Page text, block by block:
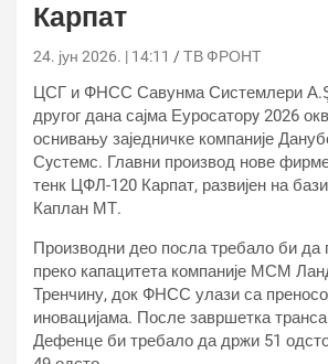
Карпат
24. јун 2026. | 14:11 ТВ ФРОНТ
ЦСГ и ФНСС Савунма Системлери
другог дана сајма Еуросаторy 2026
оснивању заједничке компаније
Сyстемс. Главни производ нове
тенк ЦФЛ-120 Карпат, развијен на
Каплан МТ.
Производни део посла требало би
преко капацитета компаније МСМ
Тренчину, док ФНСС улази са
иновацијама. После завршетка
Дефенце би требало да држи 51